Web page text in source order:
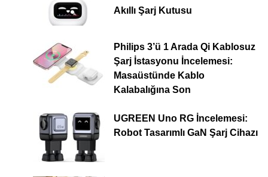
Akıllı Şarj Kutusu
Philips 3’ü 1 Arada Qi Kablosuz
Şarj İstasyonu İncelemesi:
Masaüstünde Kablo
Kalabalığına Son
UGREEN Uno RG İncelemesi:
Robot Tasarımlı GaN Şarj Cihazı